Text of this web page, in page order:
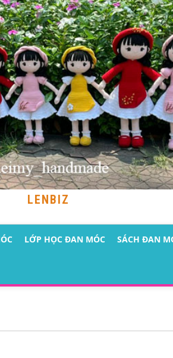
LENBIZ
LỚP HỌC ĐAN MÓC SÁCH ĐAN